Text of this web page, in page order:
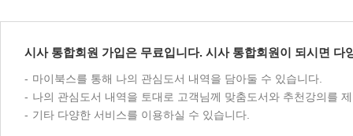
시사 통합회원 가입은 무료입니다. 시사 통합회원이 되시면 다
마이북스를 통해 나의 관심도서 내역을 담아둘 수 있습니다.
나의 관심도서 내역을 토대로 고객님께 맞춤도서와 추천강의를
기타 다양한 서비스를 이용하실 수 있습니다.